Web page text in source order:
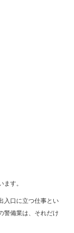
す。
入口に立つ仕事とい
警備業は、それだけ